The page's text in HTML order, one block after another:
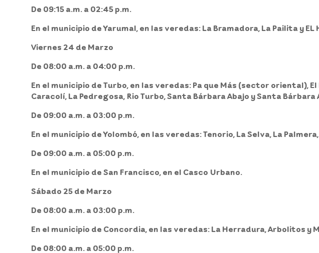
De 09:15 a.m. a 02:45 p.m.
En el municipio de Yarumal, en las veredas: La Bramadora, La Pailita y
Viernes 24 de Marzo
De 08:00 a.m. a 04:00 p.m.
En el municipio de Turbo, en las veredas: Pa que Más (sector oriental), El
Caracolí, La Pedregosa, Rio Turbo, Santa Bárbara Abajo y Santa Bárbara
De 09:00 a.m. a 03:00 p.m.
En el municipio de Yolombó, en las veredas: Tenorio, La Selva, La
De 09:00 a.m. a 05:00 p.m.
En el municipio de San Francisco, en el Casco Urbano.
Sábado 25 de Marzo
De 08:00 a.m. a 03:00 p.m.
En el municipio de Concordia, en las veredas: La Herradura, Arbolitos y
De 08:00 a.m. a 05:00 p.m.